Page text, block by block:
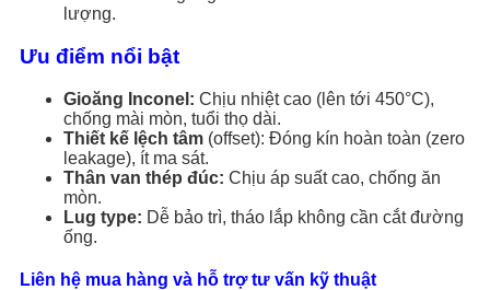
lượng.
Ưu điểm nổi bật
Gioăng Inconel: Chịu nhiệt cao (lên tới 450°C),
chống mài mòn, tuổi thọ dài.
Thiết kế lệch tâm (offset): Đóng kín hoàn toàn (zero
leakage), ít ma sát.
Thân van thép đúc: Chịu áp suất cao, chống ăn
mòn.
Lug type: Dễ bảo trì, tháo lắp không cần cắt đường
ống.
Liên hệ mua hàng và hỗ trợ tư vấn kỹ thuật